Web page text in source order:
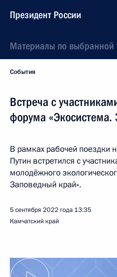
Президент России
Материалы по выбранной
События
Встреча с
форума «Экосистема.
В рамках рабочей поездки
Путин встретился с
молодёжного
Заповедный край».
5 сентября 2022 года 13:35
Камчатский край